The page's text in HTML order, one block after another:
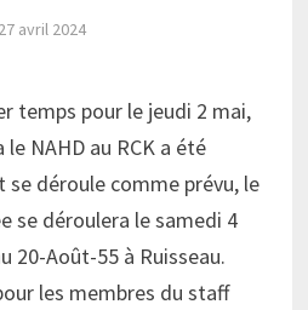
27 avril 2024
temps pour le jeudi 2 mai,
NAHD au RCK a été
se déroule comme prévu, le
se déroulera le samedi 4
20-Août-55 à Ruisseau.
les membres du staff